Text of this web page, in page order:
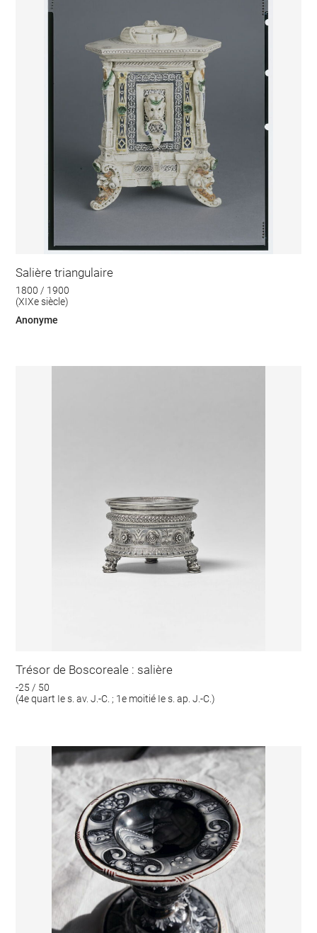
Salière triangulaire
1800 / 1900
(XIXe siècle)
Anonyme
Trésor de Boscoreale : salière
-25 / 50
(4e quart Ie s. av. J.-C. ; 1e moitié Ie s. ap. J.-C.)